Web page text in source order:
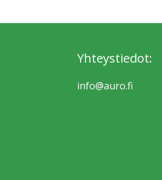
Yhteystiedot:
info@auro.fi